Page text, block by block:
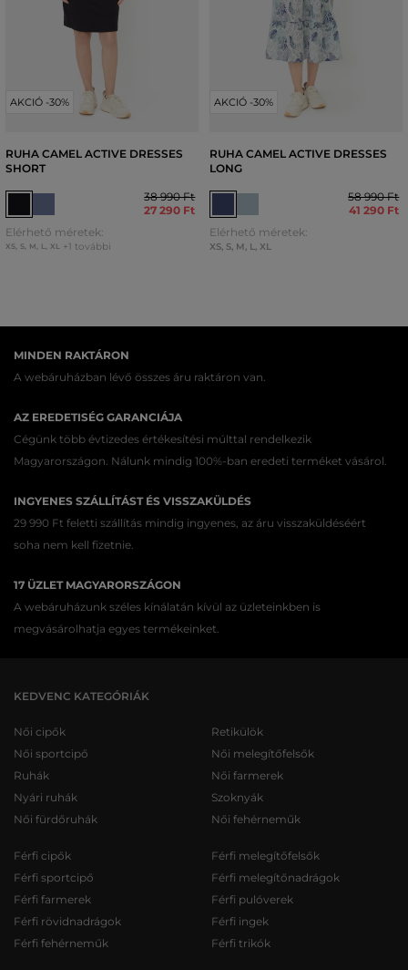
AKCIÓ -30%
RUHA CAMEL ACTIVE DRESSES
SHORT
38 990 Ft
27 290 Ft
Elérhető méretek:
XS, S, M, L, XL +1 további
AKCIÓ -30%
RUHA CAMEL ACTIVE DRESSES
LONG
58 990 Ft
41 290 Ft
Elérhető méretek:
XS, S, M, L, XL
MINDEN RAKTÁRON
A webáruházban lévő összes áru raktáron van.
AZ EREDETISÉG GARANCIÁJA
Cégünk több évtizedes értékesítési múlttal rendelkezik
Magyarországon. Nálunk mindig 100%-ban eredeti terméket vásárol.
INGYENES SZÁLLÍTÁST ÉS VISSZAKÜLDÉS
29 990 Ft feletti szállítás mindig ingyenes, az áru visszaküldéséért
soha nem kell fizetnie.
17 ÜZLET MAGYARORSZÁGON
A webáruházunk széles kínálatán kívül az üzleteinkben is
megvásárolhatja egyes termékeinket.
KEDVENC KATEGÓRIÁK
Női cipők
Női sportcipő
Ruhák
Nyári ruhák
Női fürdőruhák
Retikülök
Női melegítőfelsők
Női farmerek
Szoknyák
Női fehérneműk
Férfi cipők
Férfi sportcipő
Férfi farmerek
Férfi rövidnadrágok
Férfi fehérneműk
Férfi melegítőfelsők
Férfi melegítőnadrágok
Férfi pulóverek
Férfi ingek
Férfi trikók